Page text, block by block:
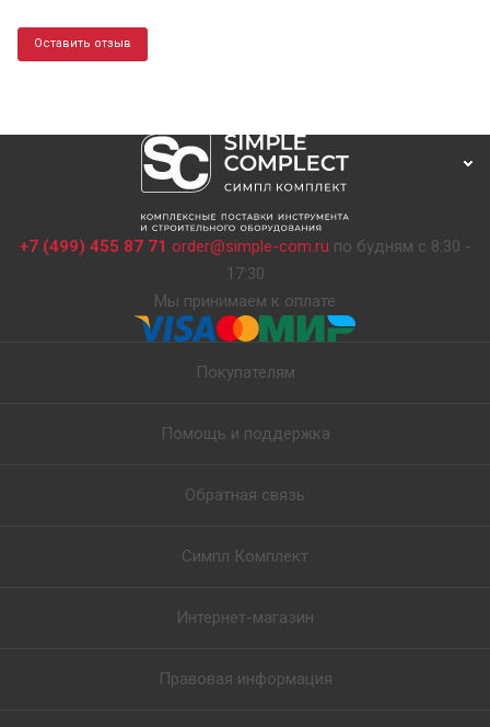
Оставить отзыв
+7 (499) 455 87 71 order@simple-com.ru по будням с 8:30 -
17:30
Мы принимаем к оплате
Покупателям
Помощь и поддержка
Обратная связь
Симпл Комплект
Интернет-магазин
Правовая информация